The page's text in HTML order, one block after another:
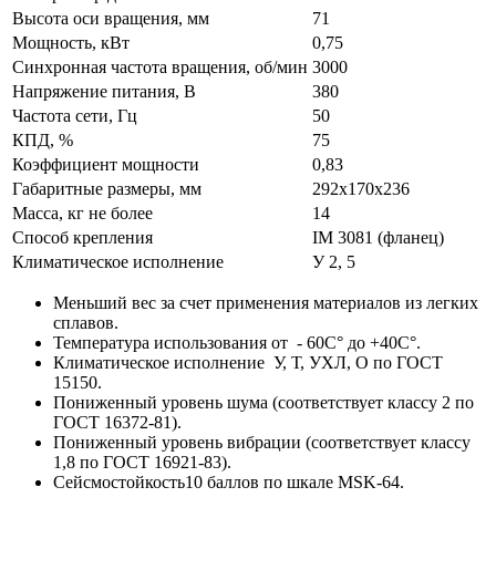
Высота оси вращения, мм
71
Мощность, кВт
0,75
Синхронная частота вращения, об/мин 3000
Напряжение питания, В
380
Частота сети, Гц
50
КПД, %
75
Коэффициент мощности
0,83
Габаритные размеры, мм
292х170х236
Масса, кг не более
14
Способ крепления
IM 3081 (фланец)
Климатическое исполнение
У 2, 5
Меньший вес за счет применения материалов из легких
сплавов.
Температура использования от - 60С° до +40С°.
Климатическое исполнение У, Т, УХЛ, О по ГОСТ
15150.
Пониженный уровень шума (соответствует классу 2 по
ГОСТ 16372-81).
Пониженный уровень вибрации (соответствует классу
1,8 по ГОСТ 16921-83).
Сейсмостойкость10 баллов по шкале MSK-64.